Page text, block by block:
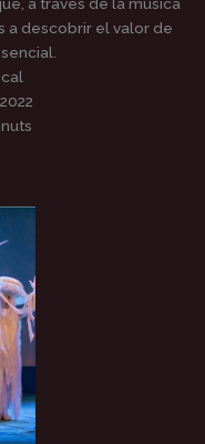
a descobrir el valor de